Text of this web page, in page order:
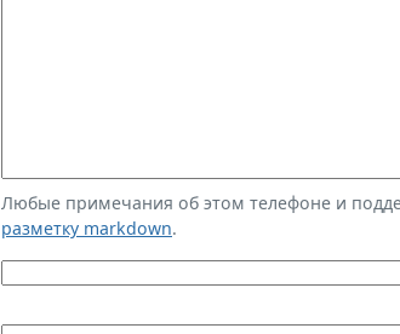
Любые примечания об этом телефоне и
разметку markdown.